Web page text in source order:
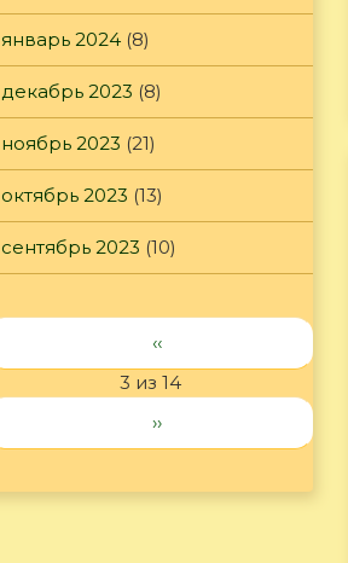
январь 2024 (8)
декабрь 2023 (8)
ноябрь 2023 (21)
октябрь 2023 (13)
сентябрь 2023 (10)
‹‹
3 из 14
››